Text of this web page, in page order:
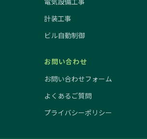
計装工事
ビル自動制御
お問い合わせ
お問い合わせフォーム
よくあるご質問
プライバシーポリシー